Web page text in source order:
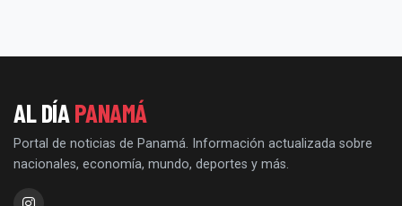
AL DÍAPANAMÁ
Portal de noticias de Panamá. Información actualizada sobre
nacionales, economía, mundo, deportes y más.